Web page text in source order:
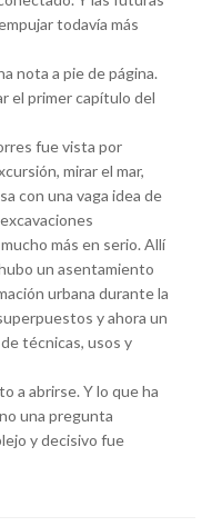
todavía más
nota a pie de página.
el primer capítulo del
fue vista por
mirar el mar,
con una vaga idea de
más en serio. Allí
un asentamiento
urbana durante la
y ahora un
técnicas, usos y
a abrirse. Y lo que ha
una pregunta
y decisivo fue